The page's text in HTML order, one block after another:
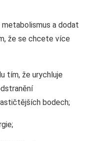
a dodat
že se chcete více
tím, že urychluje
bodech;